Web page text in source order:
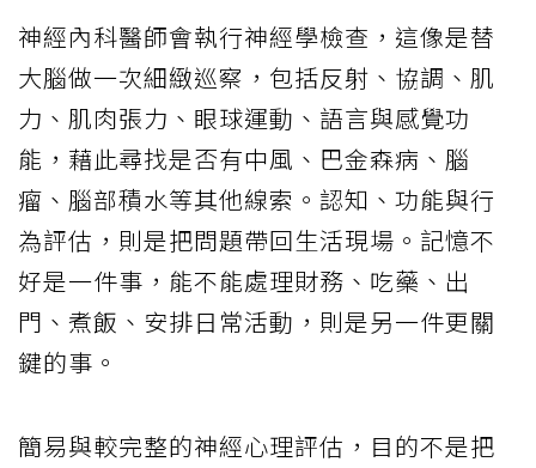
神經內科醫師會執行神經學檢查，這像是替
大腦做一次細緻巡察，包括反射、協調、肌
力、肌肉張力、眼球運動、語言與感覺功
能，藉此尋找是否有中風、巴金森病、腦
瘤、腦部積水等其他線索。認知、功能與行
為評估，則是把問題帶回生活現場。記憶不
好是一件事，能不能處理財務、吃藥、出
門、煮飯、安排日常活動，則是另一件更關
鍵的事。
簡易與較完整的神經心理評估，目的不是把